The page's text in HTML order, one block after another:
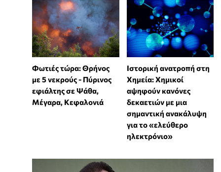
Φωτιές τώρα: Θρήνος
με 5 νεκρούς - Πύρινος
εφιάλτης σε Ψάθα,
Μέγαρα, Κεφαλονιά
Ιστορική ανατροπή στη
Χημεία: Χημικοί
αψηφούν κανόνες
δεκαετιών με μια
σημαντική ανακάλυψη
για το «ελεύθερο
ηλεκτρόνιο»